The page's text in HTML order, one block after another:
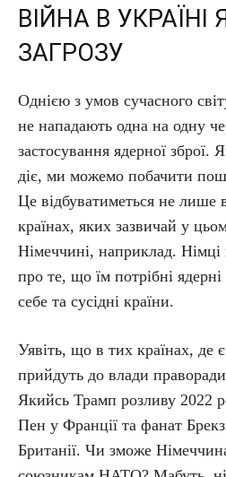
ВІЙНА В УКРАЇНІ
ЗАГРОЗУ
Однією з умов сучасного
не нападають одна на одну
застосування ядерної
діє, ми можемо побачити
Це відбуватиметься не лише
країнах, яких зазвичай у
Німеччині, наприклад.
про те, що їм потрібні
себе та сусідні країни.
Уявіть, що в тих країнах, де
прийдуть до влади
Якийсь Трамп розливу
Пен у Франції та фанат
Британії. Чи зможе